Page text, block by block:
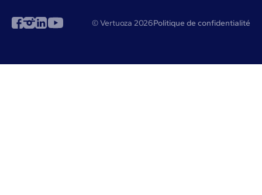
© Vertuoza 2026Politique de confidentialité